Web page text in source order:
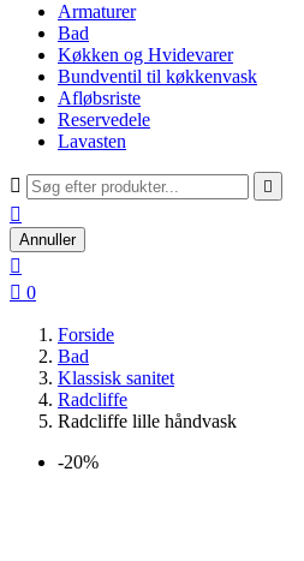
Armaturer
Bad
Køkken og Hvidevarer
Bundventil til køkkenvask
Afløbsriste
Reservedele
Lavasten
 

Annuller

 0
Forside
Bad
Klassisk sanitet
Radcliffe
Radcliffe lille håndvask
-20%